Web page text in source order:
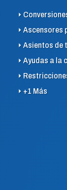
Ascensores
Asientos de
Ayudas a la
+1 Más